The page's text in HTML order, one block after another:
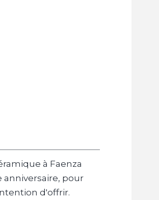
à Faenza
anniversaire, pour
d'offrir.